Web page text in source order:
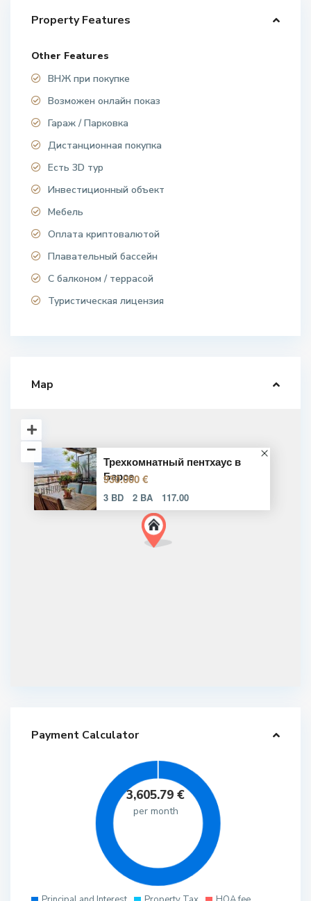
Property Features
Other Features
ВНЖ при покупке
Возможен онлайн показ
Гараж / Парковка
Дистанционная покупка
Есть 3D тур
Инвестиционный объект
Мебель
Оплата криптовалютой
Плавательный бассейн
С балконом / террасой
Туристическая лицензия
Map
Трехкомнатный пентхаус в
Барсе
930.000 €
3 BD 2 BA 117.00
Payment Calculator
3,605.79 €
per month